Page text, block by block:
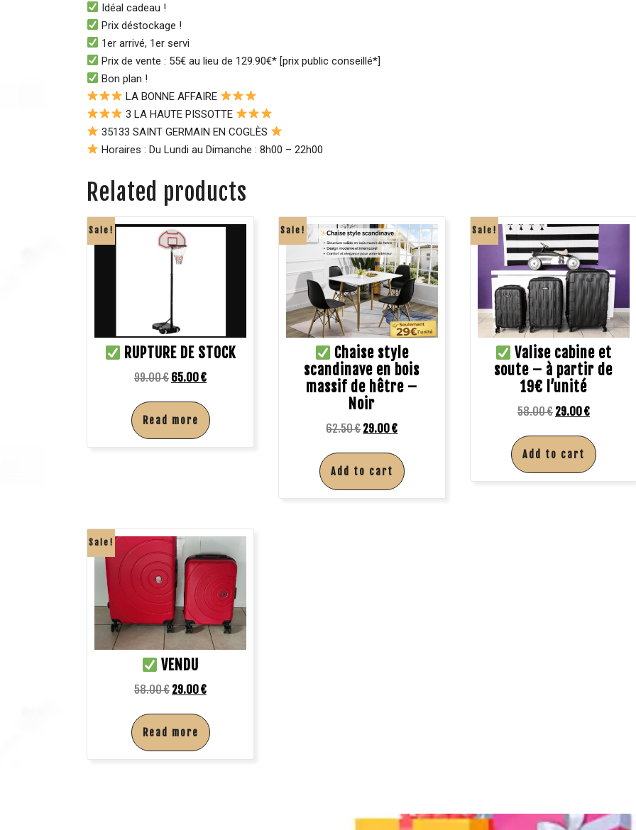
Idéal cadeau !
Prix déstockage !
1er arrivé, 1er servi
Prix de vente : 55€ au lieu de 129.90€* [prix public conseillé*]
Bon plan !
LA BONNE AFFAIRE
3 LA HAUTE PISSOTTE
35133 SAINT GERMAIN EN COGLÈS
Horaires : Du Lundi au Dimanche : 8h00 – 22h00
Related products
Sale!
RUPTURE DE STOCK
99.00€ 65.00€
Read more
Sale!
Chaise style
scandinave en bois
massif de hêtre –
Noir
62.50€29.00€
Add to cart
Sale!
Valise cabine et
soute – à partir de
19€ l’unité
58.00€ 29.00€
Add to cart
Sale!
VENDU
58.00€ 29.00€
Read more